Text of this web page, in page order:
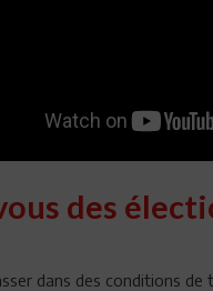
des
dans des conditions